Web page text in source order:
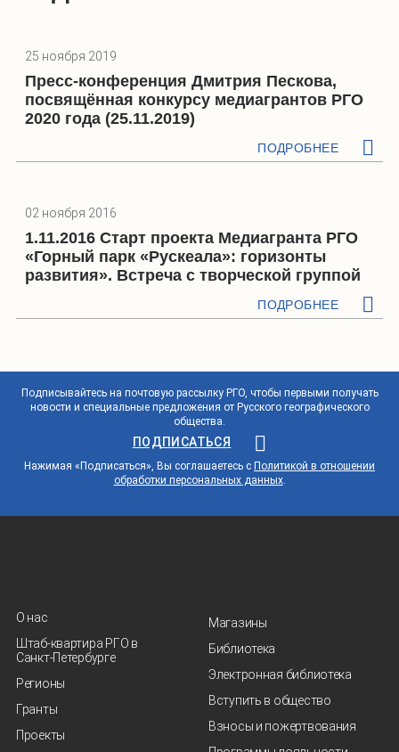
25 ноября 2019
Пресс-конференция Дмитрия Пескова,
посвящённая конкурсу медиагрантов РГО
2020 года (25.11.2019)
ПОДРОБНЕЕ
02 ноября 2016
1.11.2016 Старт проекта Медиагранта РГО
«Горный парк «Рускеала»: горизонты
развития». Встреча с творческой группой
ПОДРОБНЕЕ
Подписывайтесь на почтовую рассылку РГО, чтобы первыми получать
новости и специальные предложения от Русского географического
общества.
ПОДПИСАТЬСЯ
Нажимая «Подписаться», Вы соглашаетесь с Политикой в отношении
обработки персональных данных.
О нас
Штаб-квартира РГО в
Санкт‑Петербурге
Регионы
Гранты
Проекты
Магазины
Библиотека
Электронная библиотека
Вступить в общество
Взносы и пожертвования